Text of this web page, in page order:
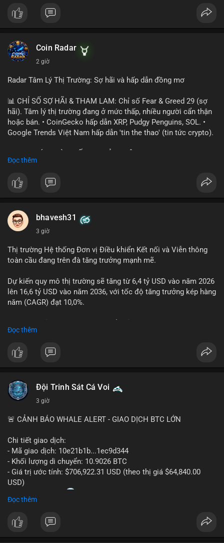
#vlikevn #titanbot
Coin Radar
2 giờ
Radar Tâm Lý Thị Trường: Sợ hãi và hấp dẫn đồng mơ
📊 CHỈ SỐ SỢ HÃI & THAM LAM: Chỉ số Fear & Greed 29 (sợ
hãi). Tâm lý thị trường đang ở mức thấp, nhiều người cẩn thận
hoặc bán. • CoinGecko hấp dẫn XRP, Pudgy Penguins, SOL. •
Google Trends Việt Nam hấp dẫn 'tin the thao' (tin tức crypto).
ONDO, CASHCAT. • Chủ đề 'tô thị ty na' (tỷ giá) và 'giao thông'
BTC breakout và lệnh long/short.
định crypto là 'vấn đề lớn' giúp giảm áp lực USD. • Binance hỗ
trợ cổ phiếu Apple/IBM. • Bài đăng hấp dẫn về $HFT, $SKYAI,
💡 NHẬN ĐỊNH & KHUYẾN NGHỊ: Tâm lý thị trường đang phân
coin (PENGU, CASHCAT) và tin cậy từ các dự án lớn (BTC,
SOL). Rủi ro tăng nếu không có thông tin rõ ràng về quy định.
Đọc thêm
bhavesh31
3 giờ
Thị trường Hệ thống Đơn vị Điều khiển Kết nối và Viễn thông
toàn cầu đang trên đà tăng trưởng mạnh mẽ.
Dự kiến quy mô thị trường sẽ tăng từ 6,4 tỷ USD vào năm 2026
lên 16,6 tỷ USD vào năm 2036, với tốc độ tăng trưởng kép hàng
năm (CAGR) đạt 10,0%.
trong các lĩnh vực ô tô, logistics và thiết bị thông minh.
Doanh nghiệp cần theo dõi xu hướng này để nắm bắt cơ hội
đầu tư và phát triển giải pháp kết nối tiên tiến.
Đọc thêm
Đội Trinh Sát Cá Voi
3 giờ
🚨 CẢNH BÁO WHALE ALERT - GIAO DỊCH BTC LỚN
Chi tiết giao dịch:
- Mã giao dịch: 10e21b1b...1ec9d344
- Khối lượng di chuyển: 10.9026 BTC
- Giá trị ước tính: $706,922.31 USD (theo thị giá $64,840.00
USD)
- Thời gian: 18:20
Nhận định phân tích:
Giao dịch 10.9 BTC trị giá hơn 706 nghìn USD được thực hiện
trong khung giờ thanh khoản mỏng (giờ châu Á) cho thấy chủ
Đọc thêm